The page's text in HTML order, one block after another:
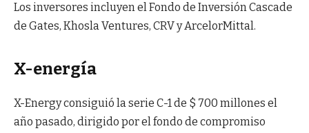
Los inversores incluyen el Fondo de Inversión Cascade
de Gates, Khosla Ventures, CRV y ArcelorMittal.
X-energía
X-Energy consiguió la serie C-1 de $ 700 millones el
año pasado, dirigido por el fondo de compromiso